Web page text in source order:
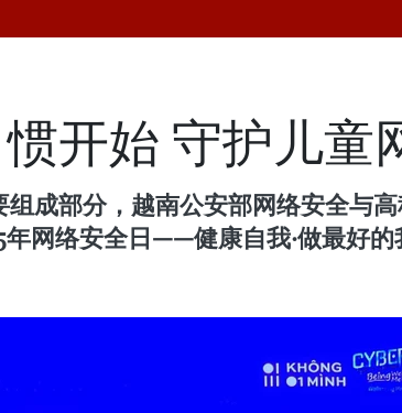
开始 守护儿童
组成部分，越南公安部网络安全与
网络安全日——健康自我·做最好的